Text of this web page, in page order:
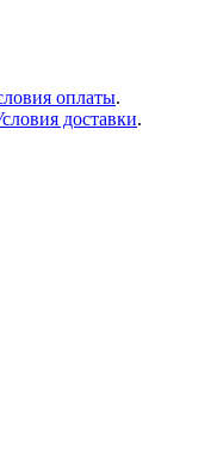
оплаты.
доставки.